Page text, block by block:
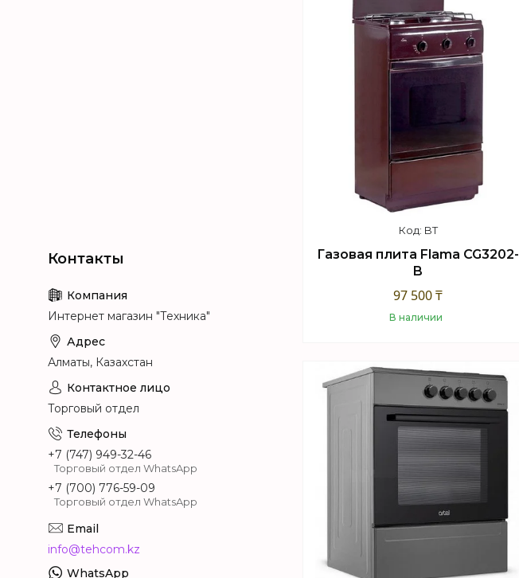
BT
Газовая плита Flama CG3202-
B
97 500 ₸
В наличии
Купить
Интернет магазин "Техника"
Алматы, Казахстан
Торговый отдел
+7 (747) 949-32-46
Торговый отдел WhatsApp
+7 (700) 776-59-09
Торговый отдел WhatsApp
info@tehcom.kz